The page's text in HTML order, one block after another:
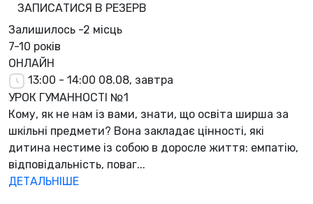
ЗАПИСАТИСЯ В РЕЗЕРВ
Залишилось -2 місць
7-10 років
ОНЛАЙН
13:00 - 14:00 08.08, завтра
УРОК ГУМАННОСТІ №1
Кому, як не нам із вами, знати, що освіта ширша за
шкільні предмети? Вона закладає цінності, які
дитина нестиме із собою в доросле життя: емпатію,
відповідальність, поваг...
ДЕТАЛЬНІШЕ